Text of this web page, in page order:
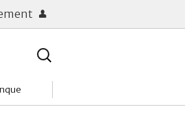
Rechercher